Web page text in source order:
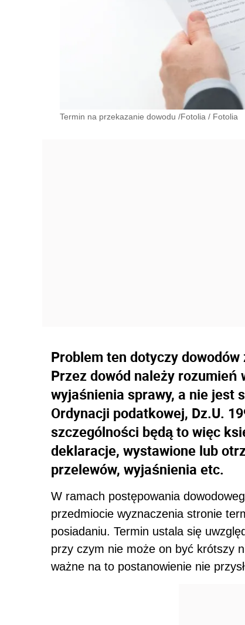
Termin na przekazanie dowodu /Fotolia / Fotolia
Problem ten dotyczy
Przez dowód należy
wyjaśnienia sprawy, a nie jest
Ordynacji podatkowej, Dz.U.
szczególności będą to więc
deklaracje, wystawione lub
przelewów, wyjaśnienia etc.
W ramach postępowania
przedmiocie wyznaczenia stronie
posiadaniu. Termin ustala się
przy czym nie może on być krótszy
ważne na to postanowienie nie